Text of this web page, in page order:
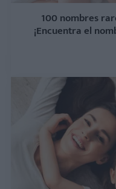
100 nombres
¡Encuentra el